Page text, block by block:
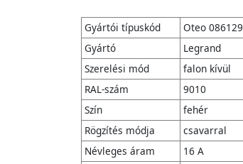
Gyártói típuskód
Oteo 086129
Gyártó
Legrand
Szerelési mód
falon kívül
RAL-szám
9010
Szín
fehér
Rögzítés módja
csavarral
Névleges áram
16 A